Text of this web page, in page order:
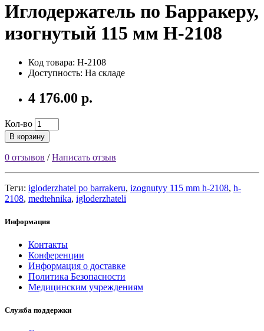
Иглодержатель по Барракеру,
изогнутый 115 мм H-2108
Код товара: H-2108
Доступность: На складе
4 176.00 р.
Кол-во
В корзину
0 отзывов /Написать отзыв
Теги: igloderzhatel po barrakeru, izognutyy 115 mm h-2108, h-
2108, medtehnika, igloderzhateli
Информация
Контакты
Конференции
Информация о доставке
Политика Безопасности
Медицинским учреждениям
Служба поддержки